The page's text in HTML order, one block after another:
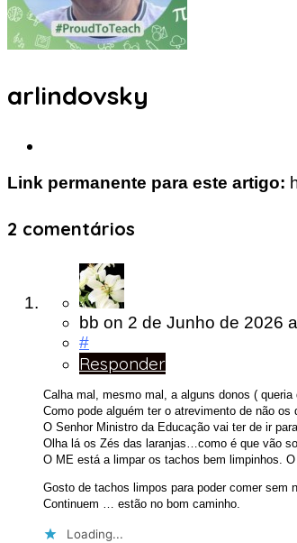
arlindovsky
Link permanente para este artigo:
2 comentários
bb on 2 de Junho de 2026
#
Responder
Calha mal, mesmo mal, a alguns donos ( queria
Como pode alguém ter o atrevimento de não
O Senhor Ministro da Educação vai ter de ir
Olha lá os Zés das laranjas…como é que vão
O ME está a limpar os tachos bem limpinhos. O
Gosto de tachos limpos para poder comer sem
Continuem … estão no bom caminho.
Loading...